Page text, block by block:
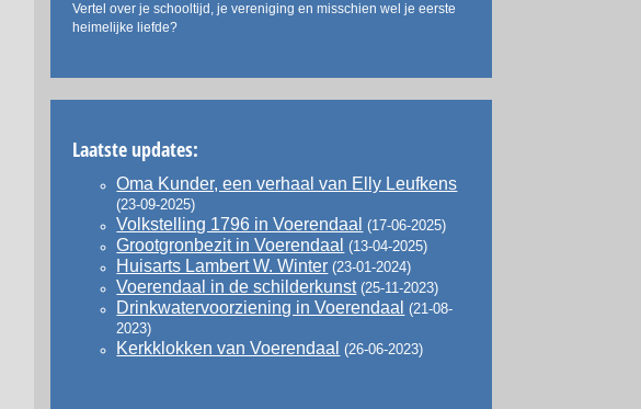
Vertel over je schooltijd, je vereniging en misschien wel je eerste
heimelijke liefde?
Laatste updates:
Oma Kunder, een verhaal van Elly Leufkens
(23-09-2025)
Volkstelling 1796 in Voerendaal (17-06-2025)
Grootgronbezit in Voerendaal (13-04-2025)
Huisarts Lambert W. Winter (23-01-2024)
Voerendaal in de schilderkunst(25-11-2023)
Drinkwatervoorziening in Voerendaal (21-08-
2023)
Kerkklokken van Voerendaal (26-06-2023)